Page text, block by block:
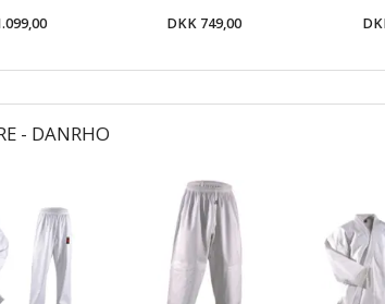
DKK 749,00
- DANRHO